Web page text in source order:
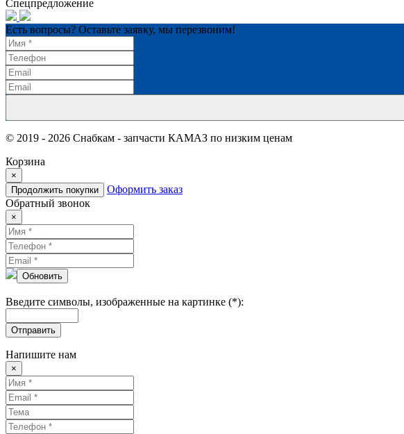
Спецпредложение
Есть вопросы? Оставьте заявку, мы перезвоним!
© 2019 - 2026 Снабкам - запчасти КАМАЗ по низким ценам
Корзина
×
Продолжить покупки
Оформить заказ
Обратный звонок
×
Обновить
Введите символы, изображенные на картинке (*):
Отправить
Напишите нам
×